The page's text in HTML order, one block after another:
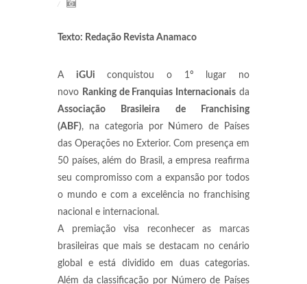
Texto: Redação Revista Anamaco
A iGUi conquistou o 1º lugar no
novo Ranking de Franquias Internacionais da
Associação Brasileira de Franchising
(ABF), na categoria por Número de Países
das Operações no Exterior. Com presença em
50 países, além do Brasil, a empresa reafirma
seu compromisso com a expansão por todos
o mundo e com a excelência no franchising
nacional e internacional.
A premiação visa reconhecer as marcas
brasileiras que mais se destacam no cenário
global e está dividido em duas categorias.
Além da classificação por Número de Países